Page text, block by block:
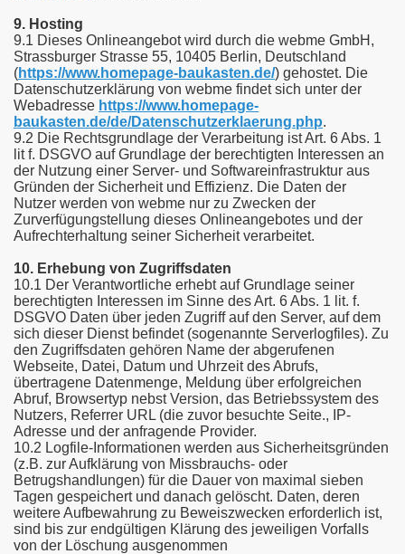
9. Hosting
9.1 Dieses Onlineangebot wird durch die webme GmbH,
Strassburger Strasse 55, 10405 Berlin, Deutschland
(https://www.homepage-baukasten.de/) gehostet. Die
Datenschutzerklärung von webme findet sich unter der
Webadresse https://www.homepage-
baukasten.de/de/Datenschutzerklaerung.php.
9.2 Die Rechtsgrundlage der Verarbeitung ist Art. 6 Abs. 1
lit f. DSGVO auf Grundlage der berechtigten Interessen an
der Nutzung einer Server- und Softwareinfrastruktur aus
Gründen der Sicherheit und Effizienz. Die Daten der
Nutzer werden von webme nur zu Zwecken der
Zurverfügungstellung dieses Onlineangebotes und der
Aufrechterhaltung seiner Sicherheit verarbeitet.
10. Erhebung von Zugriffsdaten
10.1 Der Verantwortliche erhebt auf Grundlage seiner
berechtigten Interessen im Sinne des Art. 6 Abs. 1 lit. f.
DSGVO Daten über jeden Zugriff auf den Server, auf dem
sich dieser Dienst befindet (sogenannte Serverlogfiles). Zu
den Zugriffsdaten gehören Name der abgerufenen
Webseite, Datei, Datum und Uhrzeit des Abrufs,
übertragene Datenmenge, Meldung über erfolgreichen
Abruf, Browsertyp nebst Version, das Betriebssystem des
Nutzers, Referrer URL (die zuvor besuchte Seite., IP-
Adresse und der anfragende Provider.
10.2 Logfile-Informationen werden aus Sicherheitsgründen
(z.B. zur Aufklärung von Missbrauchs- oder
Betrugshandlungen) für die Dauer von maximal sieben
Tagen gespeichert und danach gelöscht. Daten, deren
weitere Aufbewahrung zu Beweiszwecken erforderlich ist,
sind bis zur endgültigen Klärung des jeweiligen Vorfalls
von der Löschung ausgenommen